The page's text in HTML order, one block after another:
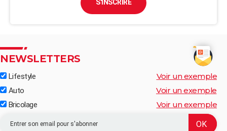
S'INSCRIRE
NEWSLETTERS
Lifestyle Voir un exemple
Auto Voir un exemple
Bricolage Voir un exemple